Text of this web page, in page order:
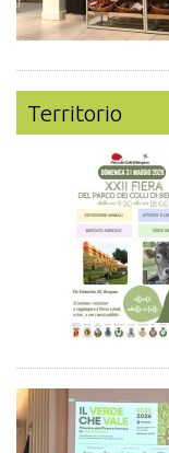
Territorio